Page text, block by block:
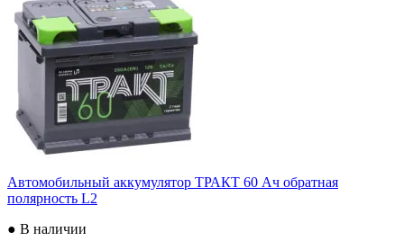
Автомобильный аккумулятор ТРАКТ 60 Ач обратная
полярность L2
● В наличии